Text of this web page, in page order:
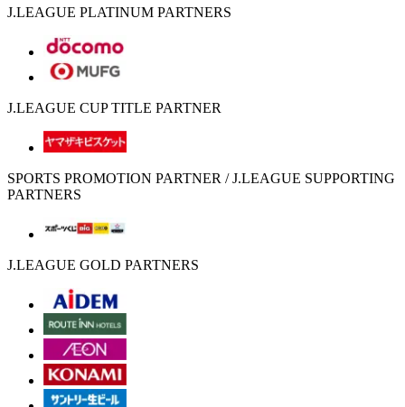
J.LEAGUE PLATINUM PARTNERS
J.LEAGUE CUP TITLE PARTNER
SPORTS PROMOTION PARTNER / J.LEAGUE SUPPORTING
PARTNERS
J.LEAGUE GOLD PARTNERS